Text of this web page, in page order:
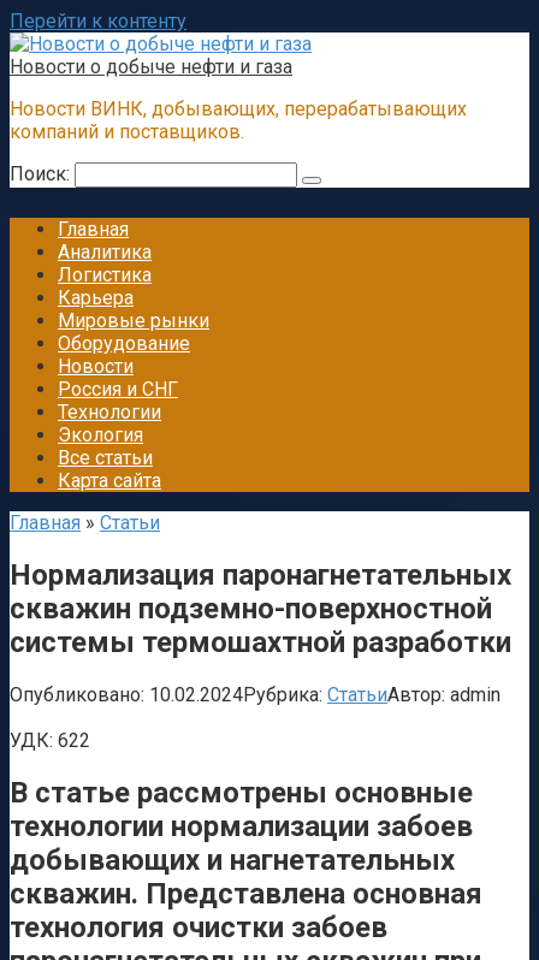
Перейти к контенту
Новости о добыче нефти и газа
Новости ВИНК, добывающих, перерабатывающих
компаний и поставщиков.
Поиск:
Главная
Аналитика
Логистика
Карьера
Мировые рынки
Оборудование
Новости
Россия и СНГ
Технологии
Экология
Все статьи
Карта сайта
Главная » Статьи
Нормализация паронагнетательных
скважин подземно-поверхностной
системы термошахтной разработки
Опубликовано: 10.02.2024Рубрика: СтатьиАвтор: admin
УДК: 622
В статье рассмотрены основные
технологии нормализации забоев
добывающих и нагнетательных
скважин. Представлена основная
технология очистки забоев